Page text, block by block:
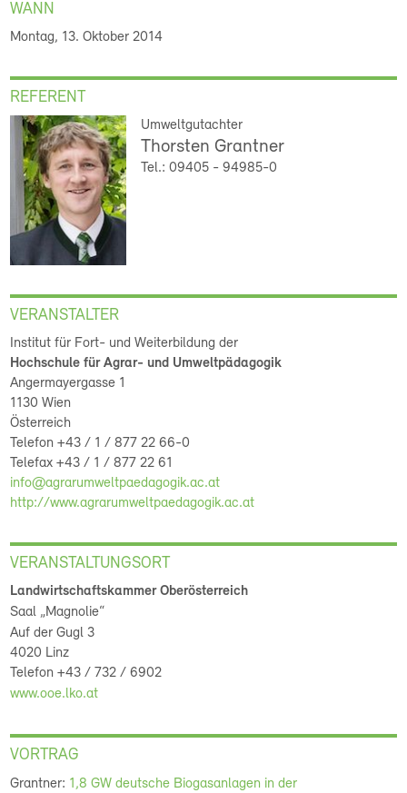
WANN
Montag, 13. Oktober 2014
REFERENT
Umweltgutachter
Thorsten Grantner
Tel.: 09405 - 94985-0
VERANSTALTER
Institut für Fort- und Weiterbildung der
Hochschule für Agrar- und Umweltpädagogik
Angermayergasse 1
1130 Wien
Österreich
Telefon +43 / 1 / 877 22 66-0
Telefax +43 / 1 / 877 22 61
info@agrarumweltpaedagogik.ac.at
http://www.agrarumweltpaedagogik.ac.at
VERANSTALTUNGSORT
Landwirtschaftskammer Oberösterreich
Saal „Magnolie“
Auf der Gugl 3
4020 Linz
Telefon +43 / 732 / 6902
www.ooe.lko.at
VORTRAG
Grantner: 1,8 GW deutsche Biogasanlagen in der